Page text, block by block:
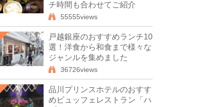
チ時間も合わせてご紹介
55555views
戸越銀座のおすすめランチ10
選！洋食から和食まで様々な
ジャンルを集めました
36726views
品川プリンスホテルのおすす
めビュッフェレストラン「ハ